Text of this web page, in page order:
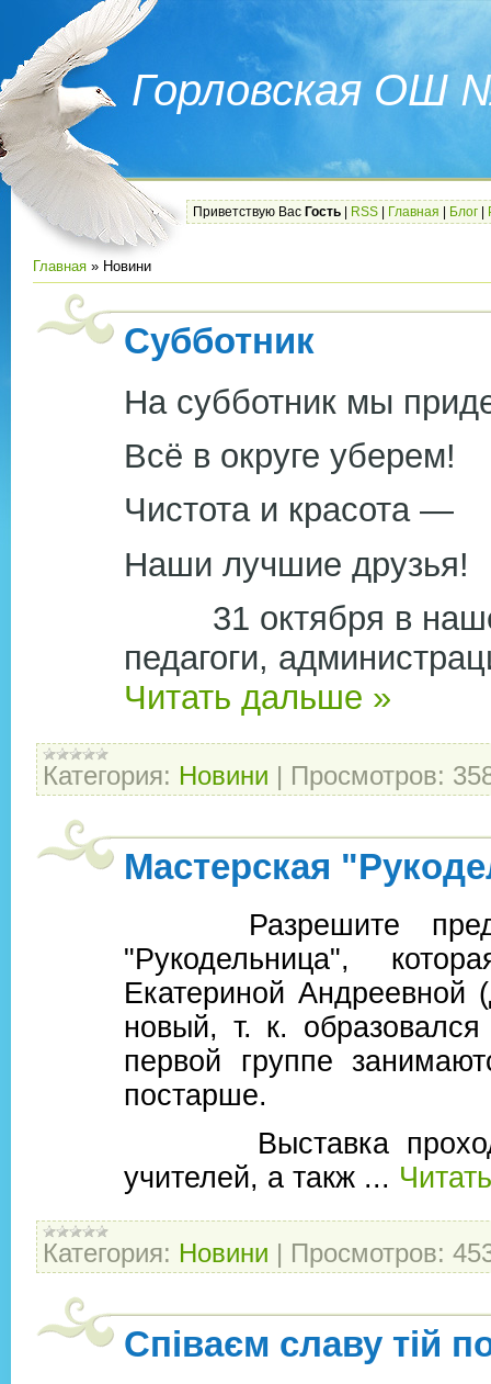
Горловская ОШ
Приветствую Вас Гость RSS Главная Блог
Главная » Новини
Субботник
На субботник мы
Всё в округе уберем!
Чистота и красота —
Наши лучшие друзья!
31 октября в
педагоги,
Читать дальше »
Категория: Новини | Просмотров:
Мастерская
Разрешите
"Рукодельница",
Екатериной Андреевной
новый, т. к.
первой группе
постарше.
Выставка
учителей, а такж ...
Категория: Новини | Просмотров:
Співаєм славу тій